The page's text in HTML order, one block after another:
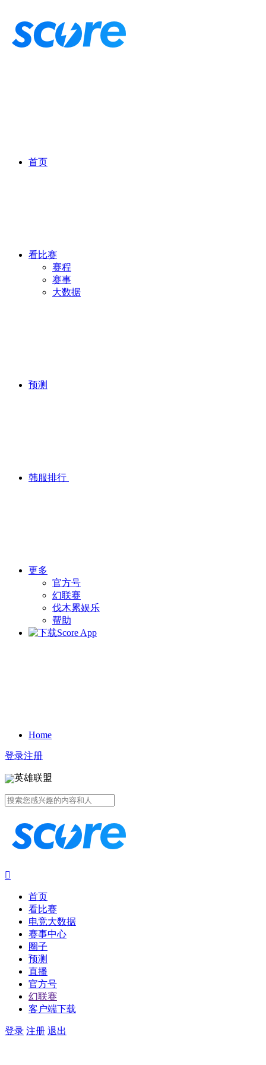
首页
看比赛
赛程
赛事
大数据
预测
韩服排行
更多
官方号
幻联赛
伐木累娱乐
帮助
Home
登录注册
英雄联盟

首页
看比赛
电竞大数据
赛事中心
圈子
预测
直播
官方号
幻联赛
客户端下载
登录 注册 退出